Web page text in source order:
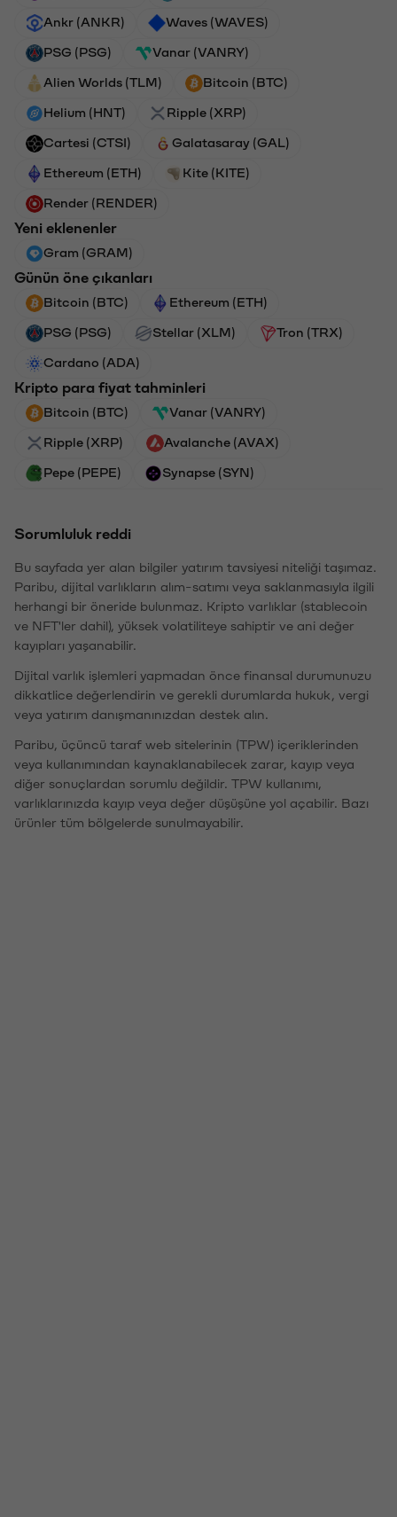
Ankr (ANKR) Waves (WAVES)
PSG (PSG) Vanar (VANRY)
Alien Worlds (TLM) Bitcoin (BTC)
Helium (HNT) Ripple (XRP)
Cartesi (CTSI) Galatasaray (GAL)
Ethereum (ETH) Kite (KITE)
Render (RENDER)
Yeni eklenenler
Gram (GRAM)
Günün öne çıkanları
Bitcoin (BTC) Ethereum (ETH)
PSG (PSG) Stellar (XLM) Tron (TRX)
Cardano (ADA)
Kripto para fiyat tahminleri
Bitcoin (BTC) Vanar (VANRY)
Ripple (XRP) Avalanche (AVAX)
Pepe (PEPE) Synapse (SYN)
Sorumluluk reddi
Bu sayfada yer alan bilgiler yatırım tavsiyesi niteliği taşımaz.
Paribu, dijital varlıkların alım-satımı veya saklanmasıyla ilgili
herhangi bir öneride bulunmaz. Kripto varlıklar (stablecoin
ve NFT'ler dahil), yüksek volatiliteye sahiptir ve ani değer
kayıpları yaşanabilir.
Dijital varlık işlemleri yapmadan önce finansal durumunuzu
dikkatlice değerlendirin ve gerekli durumlarda hukuk, vergi
veya yatırım danışmanınızdan destek alın.
Paribu, üçüncü taraf web sitelerinin (TPW) içeriklerinden
veya kullanımından kaynaklanabilecek zarar, kayıp veya
diğer sonuçlardan sorumlu değildir. TPW kullanımı,
varlıklarınızda kayıp veya değer düşüşüne yol açabilir. Bazı
ürünler tüm bölgelerde sunulmayabilir.